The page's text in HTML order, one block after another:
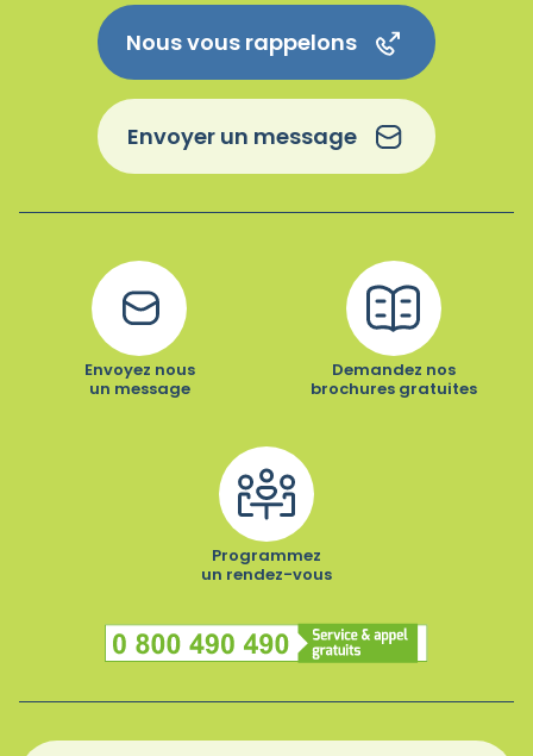
Nous vous rappelons
Envoyer un message
Envoyez nous
un message
Demandez nos
brochures gratuites
Programmez
un rendez-vous